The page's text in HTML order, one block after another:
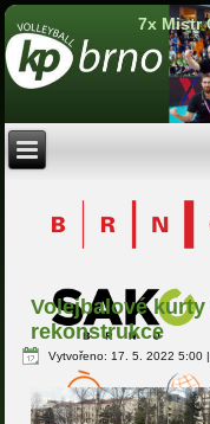
7x Mistr
Volejbalové
rekonstrukce
Vytvořeno: 17. 5. 2022 5:00